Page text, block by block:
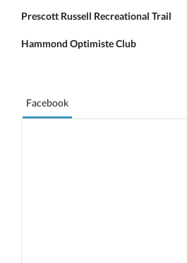
Prescott Russell Recreational Trail
Hammond Optimiste Club
Facebook